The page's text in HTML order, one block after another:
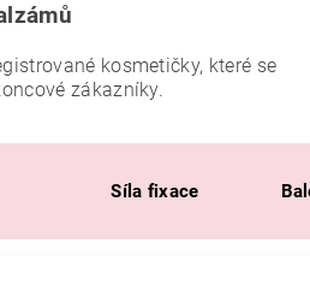
kosmetičky, které se
zákazníky.
Síla fixace